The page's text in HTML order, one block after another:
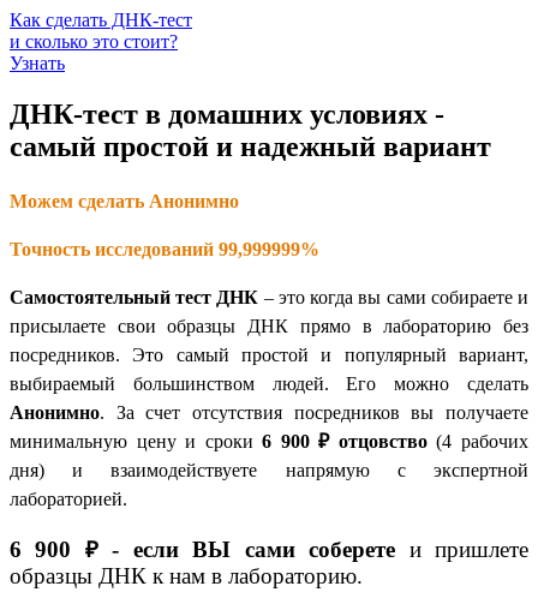
Как сделать ДНК-тест
и сколько это стоит?
Узнать
ДНК-тест в домашних условиях -
самый простой и надежный вариант
Можем сделать Анонимно
Точность исследований 99,999999%
Самостоятельный тест ДНК – это когда вы сами собираете и
присылаете свои образцы ДНК прямо в лабораторию без
посредников. Это самый простой и популярный вариант,
выбираемый большинством людей. Его можно сделать
Анонимно. За счет отсутствия посредников вы получаете
минимальную цену и сроки6 900 ₽ отцовство(4 рабочих
дня) и взаимодействуете напрямую с экспертной
лабораторией.
6 900 ₽ - если ВЫ сами соберете и пришлете
образцы ДНК к нам в лабораторию.